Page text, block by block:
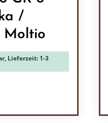
/
Moltio
Lieferzeit: 1-3